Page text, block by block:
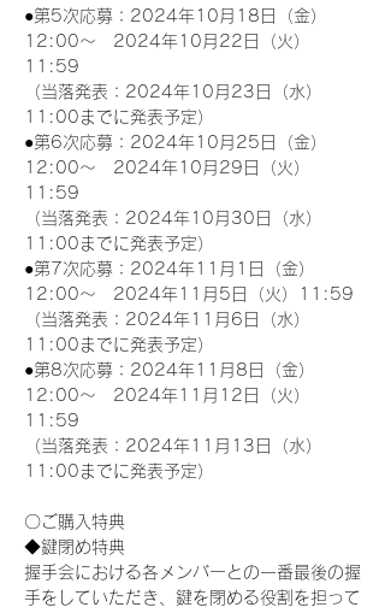
●第5次応募：2024年10月18日（金）
12:00～　2024年10月22日（火）
11:59
（当落発表：2024年10月23日（水）
11:00までに発表予定）
●第6次応募：2024年10月25日（金）
12:00～　2024年10月29日（火）
11:59
（当落発表：2024年10月30日（水）
11:00までに発表予定）
●第7次応募：2024年11月1日（金）
12:00～　2024年11月5日（火）11:59
（当落発表：2024年11月6日（水）
11:00までに発表予定）
●第8次応募：2024年11月8日（金）
12:00～　2024年11月12日（火）
11:59
（当落発表：2024年11月13日（水）
11:00までに発表予定）
〇ご購入特典
◆鍵閉め特典
握手会における各メンバーとの一番最後の握
手をしていただき、鍵を閉める役割を担って